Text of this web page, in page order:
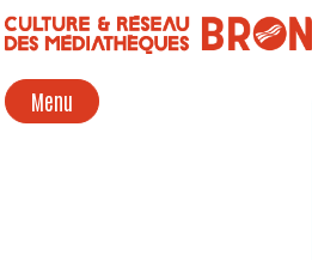
Menu
Panneau de gestion des cookies